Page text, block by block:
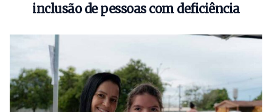
inclusão de pessoas com deficiência